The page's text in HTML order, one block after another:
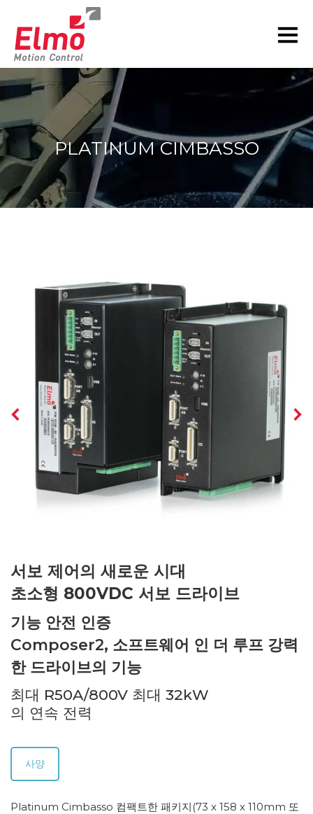
PLATINUM CIMBASSO
서보 제어의 새로운 시대
초소형 800VDC 서보 드라이브
기능 안전 인증
Composer2, 소프트웨어 인 더 루프 강력
한 드라이브의 기능
최대 R50A/800V 최대 32kW
의 연속 전력
사양
Platinum Cimbasso 컴팩트한 패키지(73 x 158 x 110mm 또